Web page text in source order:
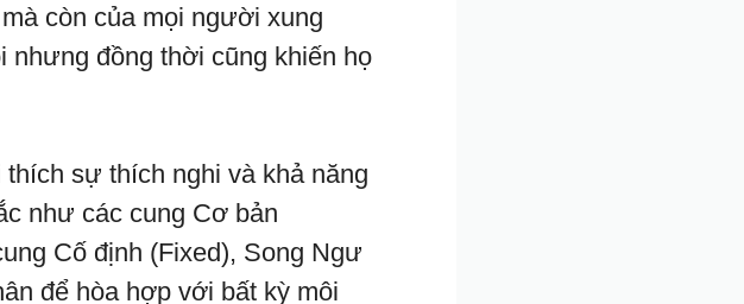
còn của mọi người xung
nhưng đồng thời cũng khiến họ
thích sự thích nghi và khả năng
như các cung Cơ bản
Cố định (Fixed), Song Ngư
để hòa hợp với bất kỳ môi